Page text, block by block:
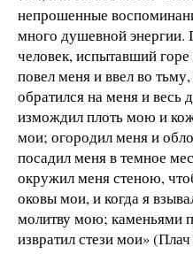
непрошенные
много душевной
человек, испытавший
повел меня и ввел во
обратился на меня и
измождил плоть мою и
мои; огородил меня и
посадил меня в темное
окружил меня стеною,
оковы мои, и когда я
молитву мою; каменьями
извратил стези мои»